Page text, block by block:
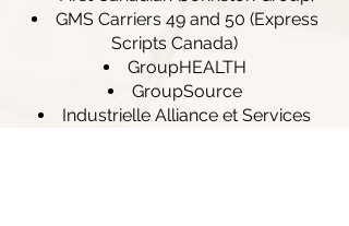
GMS Carriers 49 and 50 (Express
Scripts Canada)
GroupHEALTH
GroupSource
Industrielle Alliance et Services